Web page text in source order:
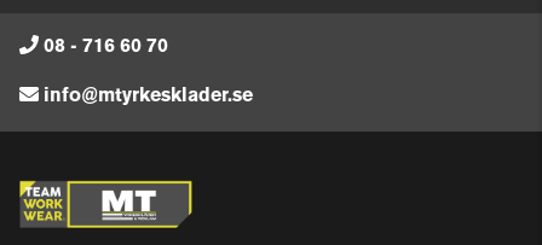
08 - 716 60 70
info@mtyrkesklader.se